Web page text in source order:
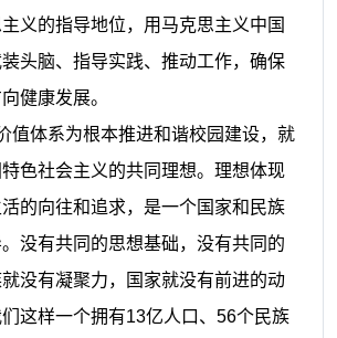
义的指导地位，用马克思主义中国
头脑、指导实践、推动工作，确保
健康发展。
值体系为根本推进和谐校园建设，就
色社会主义的共同理想。理想体现
的向往和追求，是一个国家和民族
没有共同的思想基础，没有共同的
没有凝聚力，国家就没有前进的动
这样一个拥有13亿人口、 56个民族